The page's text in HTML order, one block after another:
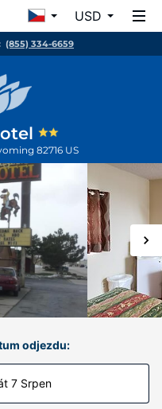
USD
(855) 334-6659
82716 US
odjezdu:
7 Srpen